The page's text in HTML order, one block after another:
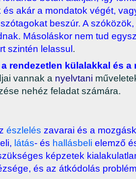
akár a mondatok végét,
beszúr. A szóközök,
Másoláskor nem tud
szintén lelassul.
rendezetlen külalakkal és a
vannak a nyelvtani
nehéz feladat számára.
észlelés zavarai és a
látás- és hallásbeli elemző
képzetek
és az átkódolás